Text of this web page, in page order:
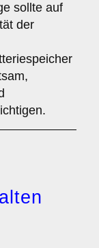
sollte auf
der